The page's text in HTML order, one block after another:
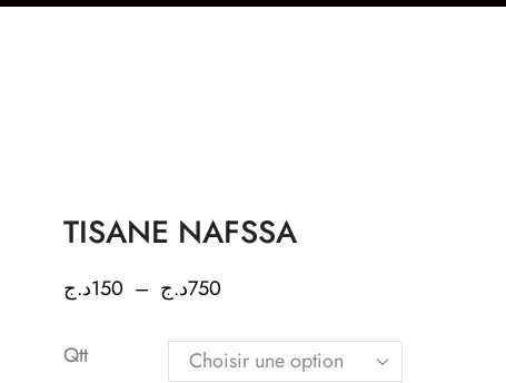
TISANE NAFSSA
150د.ج – 750د.ج
Qtt